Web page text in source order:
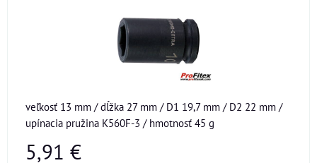
veľkosť 13 mm / dĺžka 27 mm / D1 19,7 mm / D2 22 mm /
upínacia pružina K560F-3 / hmotnosť 45 g
5,91 €